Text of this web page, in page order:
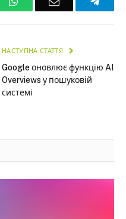
НАСТУПНА СТАТТЯ
Google оновлює функцію AI
Overviews у пошуковій
системі